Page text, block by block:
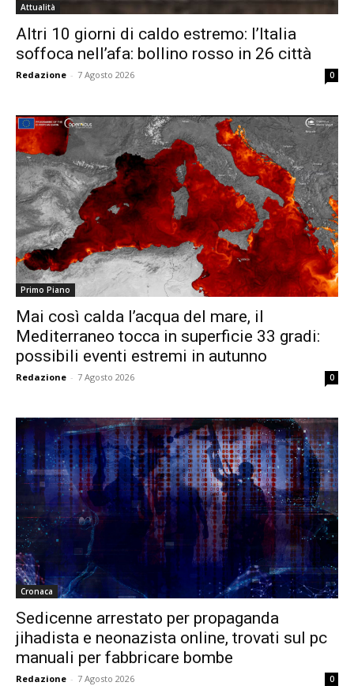
Attualità
Altri 10 giorni di caldo estremo: l’Italia
soffoca nell’afa: bollino rosso in 26 città
Redazione - 7 Agosto 2026 0
Primo Piano
Mai così calda l’acqua del mare, il
Mediterraneo tocca in superficie 33 gradi:
possibili eventi estremi in autunno
Redazione - 7 Agosto 2026 0
Cronaca
Sedicenne arrestato per propaganda
jihadista e neonazista online, trovati sul pc
manuali per fabbricare bombe
Redazione - 7 Agosto 2026 0